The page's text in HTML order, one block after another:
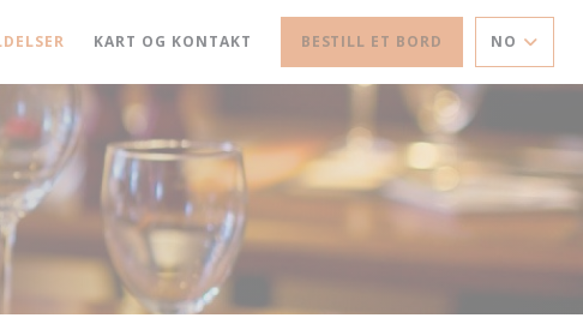
KART OG KONTAKT BESTILL ET BORD NO